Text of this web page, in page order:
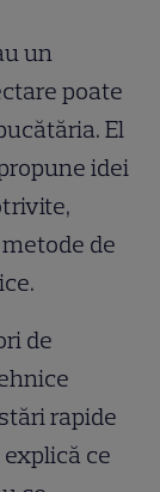
un
poate
El
idei
de
de
rapide
ce